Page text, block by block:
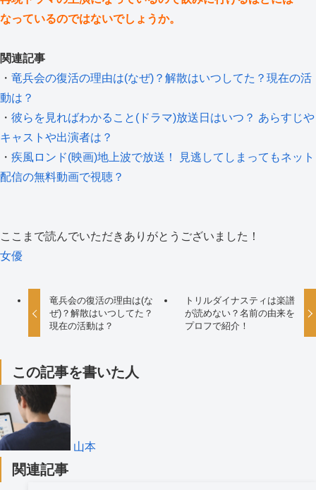
なっているのではないでしょうか。
関連記事
・ 竜兵会の復活の理由は(なぜ)？解散はいつしてた？現在の活
動は？
・ 彼らを見ればわかること(ドラマ)放送日はいつ？ あらすじや
キャストや出演者は？
・ 疾風ロンド(映画)地上波で放送！ 見逃してしまってもネット
配信の無料動画で視聴？
ここまで読んでいただきありがとうございました！
女優
竜兵会の復活の理由は(な
ぜ)？解散はいつしてた？
現在の活動は？
トリルダイナスティは楽譜
が読めない？名前の由来を
プロフで紹介！
この記事を書いた人
山本
関連記事